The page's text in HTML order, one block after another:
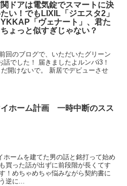
ドアは電気錠でスマートに決
い！でもLIXIL「ジエスタ2」
YKKAP「ヴェナート」、君た
ょっと似すぎじゃない？
回のブログで、いただいたグリーン
でした！ 届きましたよルンバi3！
開けないで。 新居でデビューさせ
ホーム計画 一時中断のスス
ホームを建てた男の話と銘打って始め
買った話が出ずに前段階が長くてす
！めちゃめちゃ悩みながら契約書に
逆に...